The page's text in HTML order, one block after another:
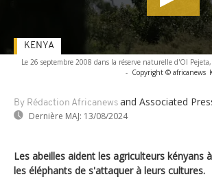
Le 26 septembre 2008 dans la réserve naturelle d'Ol
- Copyright © africanews
By Rédaction Africanews and Associated
Dernière MAJ: 13/08/2024
KENYA
Les abeilles aident les agriculteurs kényans
les éléphants de s'attaquer à leurs cultures.